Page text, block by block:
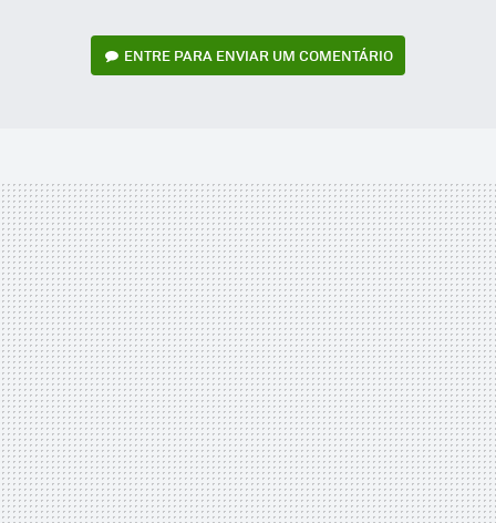
ENTRE PARA ENVIAR UM COMENTÁRIO